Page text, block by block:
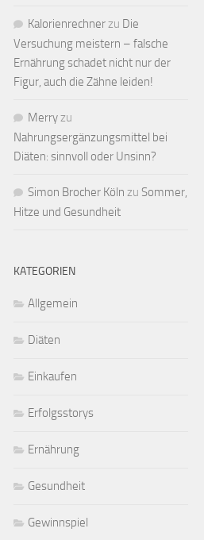
Kalorienrechnerzu Die
Versuchung meistern – falsche
Ernährung schadet nicht nur der
Figur, auch die Zähne leiden!
Merryzu
Nahrungsergänzungsmittel bei
Diäten: sinnvoll oder Unsinn?
Simon Brocher Köln zu Sommer,
Hitze und Gesundheit
KATEGORIEN
Allgemein
Diäten
Einkaufen
Erfolgsstorys
Ernährung
Gesundheit
Gewinnspiel